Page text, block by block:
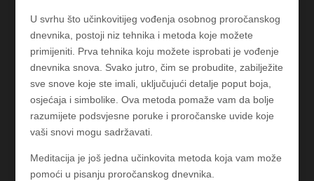
U svrhu što učinkovitijeg vođenja osobnog proročanskog
dnevnika, postoji niz tehnika i metoda koje možete
primijeniti. Prva tehnika koju možete isprobati je vođenje
dnevnika snova. Svako jutro, čim se probudite, zabilježite
sve snove koje ste imali, uključujući detalje poput boja,
osjećaja i simbolike. Ova metoda pomaže vam da bolje
razumijete podsvjesne poruke i proročanske uvide koje
vaši snovi mogu sadržavati.
Meditacija je još jedna učinkovita metoda koja vam može
pomoći u pisanju proročanskog dnevnika.